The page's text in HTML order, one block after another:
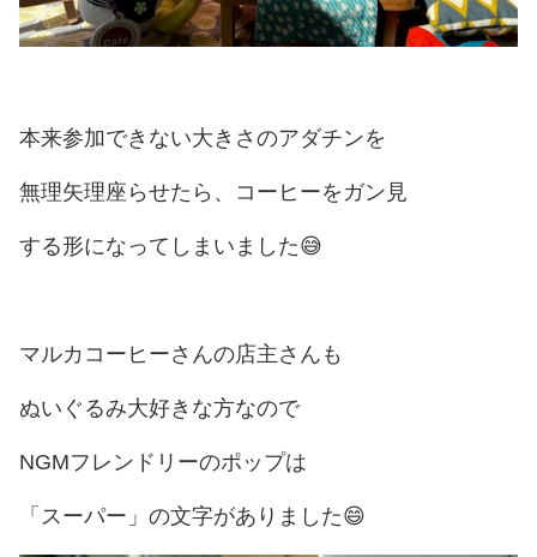
本来参加できない大きさのアダチンを
無理矢理座らせたら、コーヒーをガン見
する形になってしまいました😅
マルカコーヒーさんの店主さんも
ぬいぐるみ大好きな方なので
NGMフレンドリーのポップは
「スーパー」の文字がありました😄